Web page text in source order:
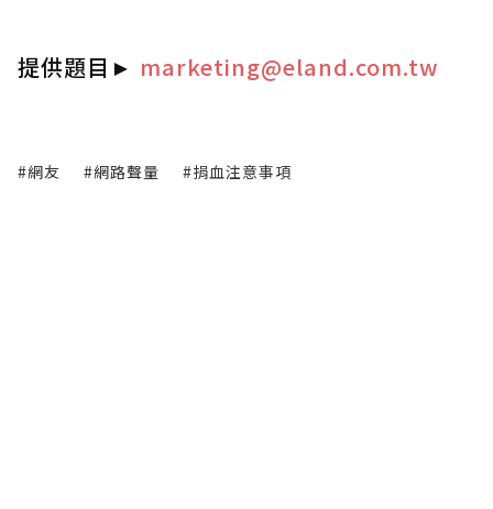
提供題目 ► marketing@eland.com.tw
#網友 #網路聲量 #捐血注意事項